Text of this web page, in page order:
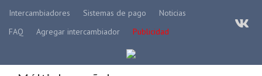
Intercambiadores Sistemas de pago
Noticias
FAQ
Agregar intercambiador Publicidad